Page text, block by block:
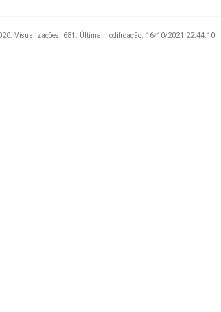
Visualizações: 681. Última modificação: 16/10/2021 22:44:10